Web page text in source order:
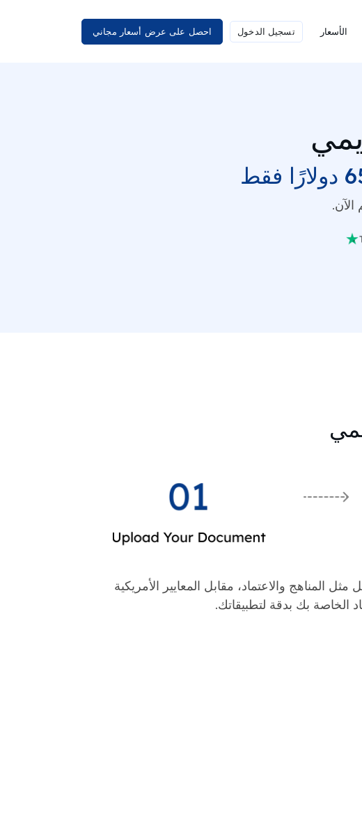
الأسعار تسجيل الدخول احصل على عرض أسعار مجاني
الآن.
المناهج والاعتماد، مقابل المعايير الأمريكية